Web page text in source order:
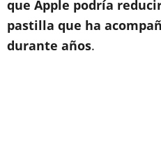
que Apple podría
pastilla que ha
durante años.